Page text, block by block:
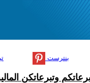
بنترست
وتبرعاتكن